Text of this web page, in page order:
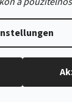
beige -